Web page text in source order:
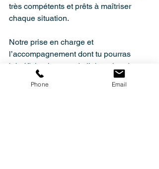
très compétents et prêts à maîtriser
chaque situation.
Notre prise en charge et
l’accompagnement dont tu pourras
bénéficier t’assure de l’obtention des
résultats cherchés. Si quelqu’un est là
pour nous épauler, on réussit là où seul
Phone Email